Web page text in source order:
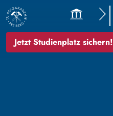
Jetzt Studienplatz sichern!